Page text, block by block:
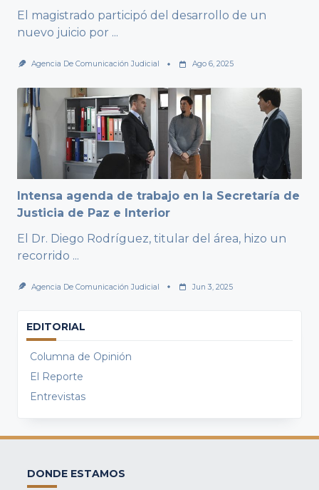
El magistrado participó del desarrollo de un
nuevo juicio por ...
Agencia De Comunicación Judicial Ago 6, 2025
Intensa agenda de trabajo en la Secretaría de
Justicia de Paz e Interior
El Dr. Diego Rodríguez, titular del área, hizo un
recorrido ...
Agencia De Comunicación Judicial Jun 3, 2025
EDITORIAL
Columna de Opinión
El Reporte
Entrevistas
DONDE ESTAMOS